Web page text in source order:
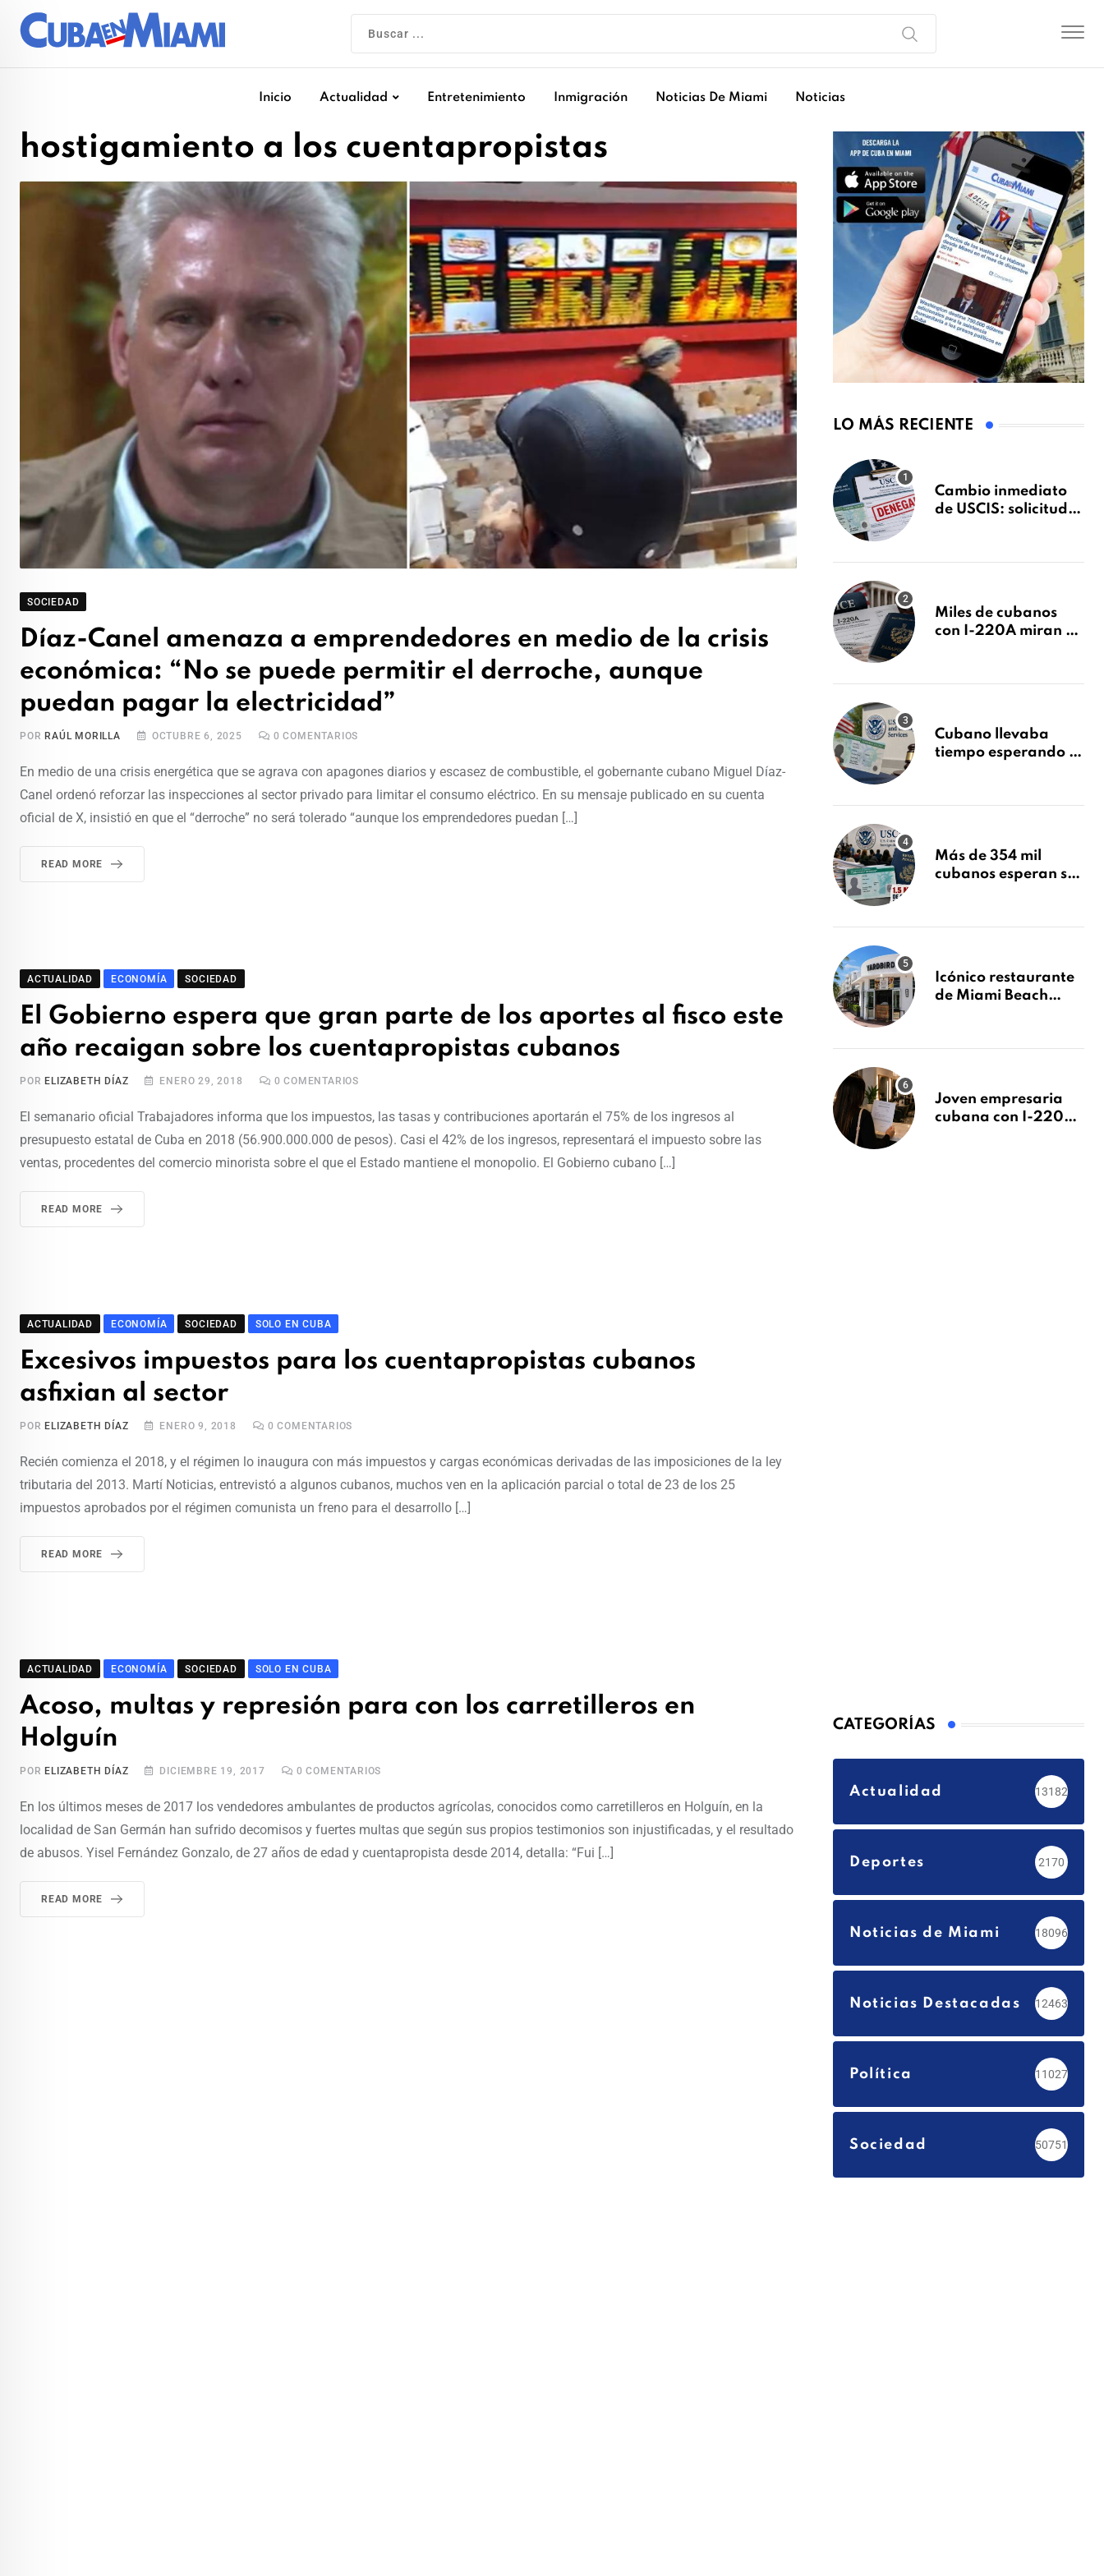
Inicio Actualidad Entretenimiento Inmigración Noticias De Miami Noticias
hostigamiento a los cuentapropistas
SOCIEDAD
Díaz-Canel amenaza a emprendedores en medio de la crisis
económica: “No se puede permitir el derroche, aunque
puedan pagar la electricidad”
POR RAÚL MORILLA OCTUBRE 6, 2025 0 COMENTARIOS
En medio de una crisis energética que se agrava con apagones diarios y escasez de combustible, el gobernante cubano Miguel Díaz-
Canel ordenó reforzar las inspecciones al sector privado para limitar el consumo eléctrico. En su mensaje publicado en su cuenta
oficial de X, insistió en que el “derroche” no será tolerado “aunque los emprendedores puedan […]
READ MORE
ACTUALIDAD ECONOMÍA SOCIEDAD
El Gobierno espera que gran parte de los aportes al fisco este
año recaigan sobre los cuentapropistas cubanos
POR ELIZABETH DÍAZ ENERO 29, 2018 0 COMENTARIOS
El semanario oficial Trabajadores informa que los impuestos, las tasas y contribuciones aportarán el 75% de los ingresos al
presupuesto estatal de Cuba en 2018 (56.900.000.000 de pesos). Casi el 42% de los ingresos, representará el impuesto sobre las
ventas, procedentes del comercio minorista sobre el que el Estado mantiene el monopolio. El Gobierno cubano […]
READ MORE
ACTUALIDAD ECONOMÍA SOCIEDAD SOLO EN CUBA
Excesivos impuestos para los cuentapropistas cubanos
asfixian al sector
POR ELIZABETH DÍAZ ENERO 9, 2018 0 COMENTARIOS
Recién comienza el 2018, y el régimen lo inaugura con más impuestos y cargas económicas derivadas de las imposiciones de la ley
tributaria del 2013. Martí Noticias, entrevistó a algunos cubanos, muchos ven en la aplicación parcial o total de 23 de los 25
impuestos aprobados por el régimen comunista un freno para el desarrollo […]
READ MORE
ACTUALIDAD ECONOMÍA SOCIEDAD SOLO EN CUBA
Acoso, multas y represión para con los carretilleros en
Holguín
POR ELIZABETH DÍAZ DICIEMBRE 19, 2017 0 COMENTARIOS
En los últimos meses de 2017 los vendedores ambulantes de productos agrícolas, conocidos como carretilleros en Holguín, en la
localidad de San Germán han sufrido decomisos y fuertes multas que según sus propios testimonios son injustificadas, y el resultado
de abusos. Yisel Fernández Gonzalo, de 27 años de edad y cuentapropista desde 2014, detalla: “Fui […]
READ MORE
LO MÁS RECIENTE
Cambio inmediato
de USCIS: solicitudes
sin previo aviso
Miles de cubanos
con I-220A miran al
decidirse en una
Cubano llevaba
tiempo esperando su
tras Writ of
Más de 354 mil
cubanos esperan su
millones de
Icónico restaurante
de Miami Beach
después de 15 años
Joven empresaria
cubana con I-220A
CATEGORÍAS
Actualidad 13182
Deportes 2170
Noticias de Miami 18096
Noticias Destacadas 12463
Política 11027
Sociedad 50751